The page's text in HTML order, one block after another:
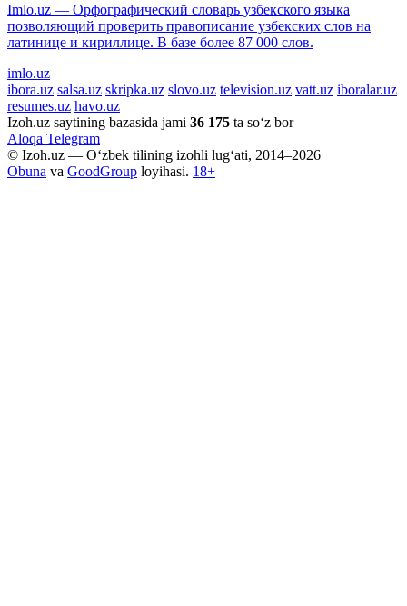
Imlo.uz — Орфографический словарь узбекского языка
позволяющий проверить правописание узбекских слов на
латинице и кириллице. В базе более 87 000 слов.
imlo.uz
ibora.uz salsa.uz skripka.uz slovo.uz television.uz vatt.uz iboralar.uz
resumes.uz havo.uz
Izoh.uz saytining bazasida jami 36 175 ta so‘z bor
Aloqa Telegram
© Izoh.uz — O‘zbek tilining izohli lug‘ati, 2014–2026
Obuna va GoodGroup loyihasi. 18+